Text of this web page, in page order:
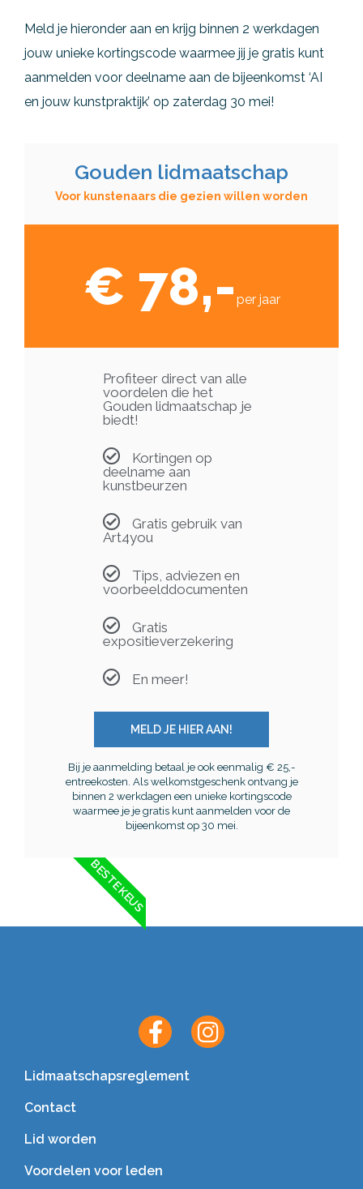
Meld je hieronder aan en krijg binnen 2 werkdagen
jouw unieke kortingscode waarmee jij je gratis kunt
aanmelden voor deelname aan de bijeenkomst ‘AI
en jouw kunstpraktijk’ op zaterdag 30 mei!
Gouden lidmaatschap
Voor kunstenaars die gezien willen worden
€ 78,- per jaar
Profiteer direct van alle
voordelen die het
Gouden lidmaatschap je
biedt!
Kortingen op
deelname aan
kunstbeurzen
Gratis gebruik van
Art4you
Tips, adviezen en
voorbeelddocumenten
Gratis
expositieverzekering
En meer!
MELD JE HIER AAN!
Bij je aanmelding betaal je ook eenmalig € 25,-
entreekosten. Als welkomstgeschenk ontvang je
binnen 2 werkdagen een unieke kortingscode
waarmee je je gratis kunt aanmelden voor de
bijeenkomst op 30 mei.
BESTE KEUS
Lidmaatschapsreglement
Contact
Lid worden
Voordelen voor leden